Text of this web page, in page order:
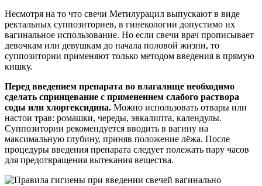
Несмотря на то что свечи Метилурацил выпускают в виде
ректальных суппозиториев, в гинекологии допустимо их
вагинальное использование. Но если свечи врач прописывает
девочкам или девушкам до начала половой жизни, то
суппозитории применяют только методом введения в прямую
кишку.
Перед введением препарата во влагалище необходимо
сделать спринцевание с применением слабого раствора
соды или хлоргексидина. Можно использовать отвары или
настои трав: ромашки, череды, эвкалипта, календулы.
Суппозитории рекомендуется вводить в вагину на
максимальную глубину, приняв положение лёжа. После
процедуры введения препарата следует полежать пару часов
для предотвращения вытекания вещества.